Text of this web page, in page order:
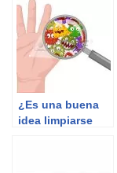
¿Es una buena
idea limpiarse